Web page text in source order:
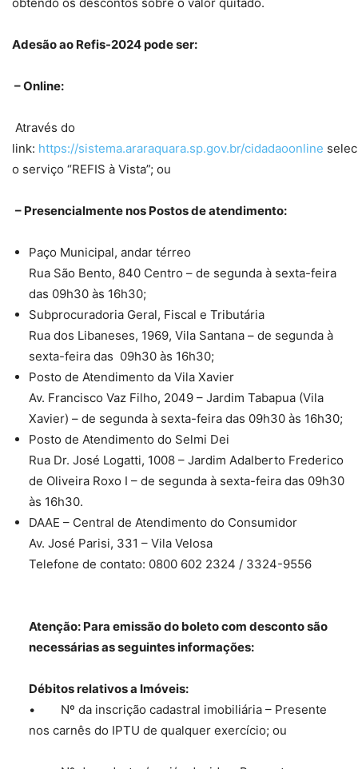
Adesão ao Refis-2024 pode ser:
– Online:
Através do
link: https://sistema.araraquara.sp.gov.br/cidadaoonline
o serviço “REFIS à Vista”; ou
– Presencialmente nos Postos de atendimento:
Paço Municipal, andar térreo
Rua São Bento, 840 Centro – de segunda à sexta-feira
das 09h30 às 16h30;
Subprocuradoria Geral, Fiscal e Tributária
Rua dos Libaneses, 1969, Vila Santana – de segunda à
sexta-feira das 09h30 às 16h30;
Posto de Atendimento da Vila Xavier
Av. Francisco Vaz Filho, 2049 – Jardim Tabapua (Vila
Xavier) – de segunda à sexta-feira das 09h30 às 16h30;
Posto de Atendimento do Selmi Dei
Rua Dr. José Logatti, 1008 – Jardim Adalberto Frederico
de Oliveira Roxo I – de segunda à sexta-feira das 09h30
às 16h30.
DAAE – Central de Atendimento do Consumidor
Av. José Parisi, 331 – Vila Velosa
Telefone de contato: 0800 602 2324 / 3324-9556
Atenção: Para emissão do boleto com desconto são
necessárias as seguintes informações:
Débitos relativos a Imóveis:
• Nº da inscrição cadastral imobiliária – Presente
nos carnês do IPTU de qualquer exercício; ou